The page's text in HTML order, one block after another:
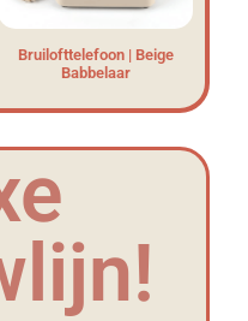
Bruilofttelefoon | Beige
Babbelaar